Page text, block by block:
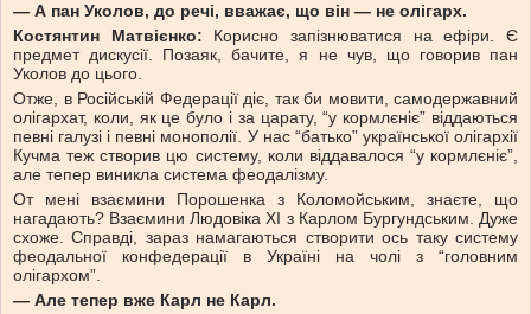
— А пан Уколов, до речі, вважає, що він — не олігарх.
Костянтин Матвієнко: Корисно запізнюватися на ефіри. Є
предмет дискусії. Позаяк, бачите, я не чув, що говорив пан
Уколов до цього.
Отже, в Російській Федерації діє, так би мовити, самодержавний
олігархат, коли, як це було і за царату, “у кормлєніє” віддаються
певні галузі і певні монополії. У нас “батько” української олігархії
Кучма теж створив цю систему, коли віддавалося “у кормлєніє”,
але тепер виникла система феодалізму.
От мені взаємини Порошенка з Коломойським, знаєте, що
нагадають? Взаємини Людовіка ХІ з Карлом Бургундським. Дуже
схоже. Справді, зараз намагаються створити ось таку систему
феодальної конфедерації в Україні на чолі з “головним
олігархом”.
— Але тепер вже Карл не Карл.